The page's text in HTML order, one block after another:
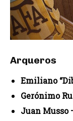
Arqueros
Emiliano
Gerónimo
Juan